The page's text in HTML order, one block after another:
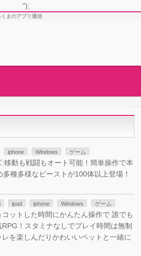
");
まのアプリ通信
iphone Windows ゲーム
移動も戦闘もオート可能！簡単操作で本
種多様なビーストが100体以上登場！
ipad iphone Windows ゲーム
ットした時間にかんたん操作で 誰でも
！スタミナなしでプレイ時間は無制
を楽しんだりかわいいペットと一緒に